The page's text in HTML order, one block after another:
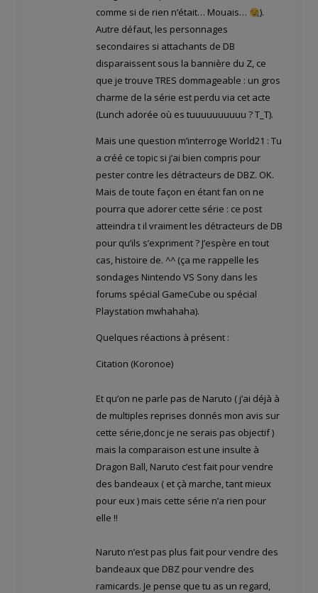
comme si de rien n’était… Mouais…
).
Autre défaut, les personnages
secondaires si attachants de DB
disparaissent sous la bannière du Z, ce
que je trouve TRES dommageable : un gros
charme de la série est perdu via cet acte
(Lunch adorée où es tuuuuuuuuuu ? T_T).
Mais une question m’interroge World21 : Tu
a créé ce topic si j’ai bien compris pour
pester contre les détracteurs de DBZ. OK.
Mais de toute façon en étant fan on ne
pourra que adorer cette série : ce post
atteindra t il vraiment les détracteurs de DB
pour qu’ils s’expriment ? J’espère en tout
cas, histoire de. ^^ (ça me rappelle les
sondages Nintendo VS Sony dans les
forums spécial GameCube ou spécial
Playstation mwhahaha).
Quelques réactions à présent :
Citation (Koronoe)
Et qu’on ne parle pas de Naruto ( j’ai déjà à
de multiples reprises donnés mon avis sur
cette série,donc je ne serais pas objectif )
mais la comparaison est une insulte à
Dragon Ball, Naruto c’est fait pour vendre
des bandeaux ( et çà marche, tant mieux
pour eux ) mais cette série n’a rien pour
elle !!
Naruto n’est pas plus fait pour vendre des
bandeaux que DBZ pour vendre des
ramicards. Je pense que tu as un regard,